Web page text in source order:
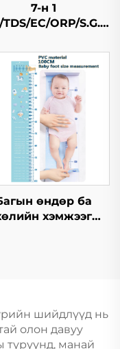
7-н 1
TDS/EC/ORP/S.G./
усны чанар
шалгагч
өндөр ба
хэмжээг
шийдлүүд нь
олон давуу
түрүүнд, манай